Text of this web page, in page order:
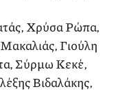
Χρύσα Ρώπα,
Γιούλη
Σύρμω Κεκέ,
Βιδαλάκης,